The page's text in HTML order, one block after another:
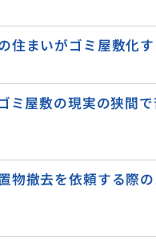
住まいがゴミ屋敷化
ミ屋敷の現実の狭間
物撤去を依頼する際